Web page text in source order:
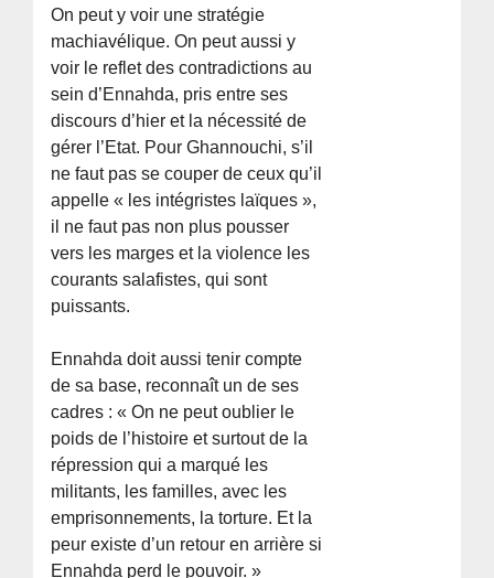
On peut y voir une stratégie
machiavélique. On peut aussi y
voir le reflet des contradictions au
sein d’Ennahda, pris entre ses
discours d’hier et la nécessité de
gérer l’Etat. Pour Ghannouchi, s’il
ne faut pas se couper de ceux qu’il
appelle « les intégristes laïques »,
il ne faut pas non plus pousser
vers les marges et la violence les
courants salafistes, qui sont
puissants.
Ennahda doit aussi tenir compte
de sa base, reconnaît un de ses
cadres : « On ne peut oublier le
poids de l’histoire et surtout de la
répression qui a marqué les
militants, les familles, avec les
emprisonnements, la torture. Et la
peur existe d’un retour en arrière si
Ennahda perd le pouvoir. »